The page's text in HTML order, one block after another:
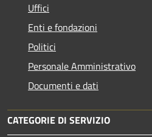
Uffici
Enti e fondazioni
Politici
Personale Amministrativo
Documenti e dati
CATEGORIE DI SERVIZIO